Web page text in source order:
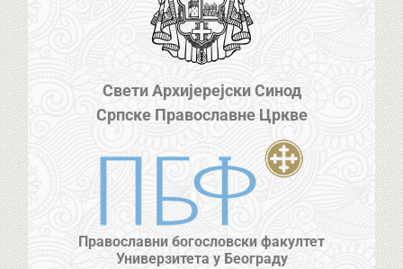
Свети Архијерејски Синод
Српске Православне Цркве
Православни богословски факултет
Универзитета у Београду